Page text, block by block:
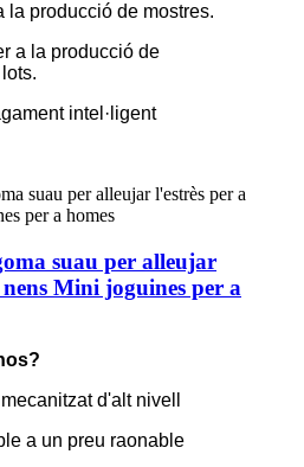
la producció de mostres.
a la producció de
intel·ligent
suau per alleujar
Mini joguines per a
d'alt nivell
a un preu raonable